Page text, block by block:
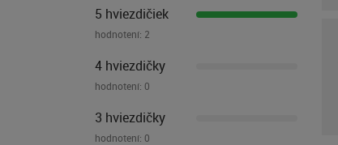
5 hviezdičiek
hodnotení: 2
4 hviezdičky
hodnotení: 0
3 hviezdičky
hodnotení: 0